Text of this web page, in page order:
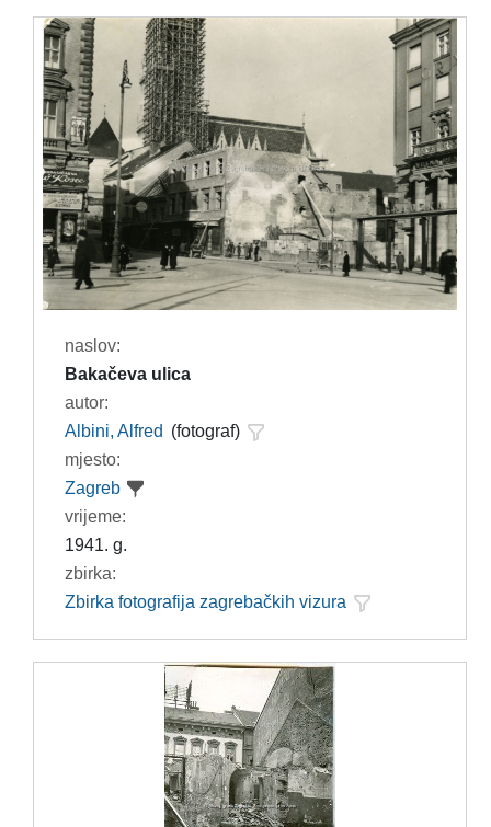
naslov:
Bakačeva ulica
autor:
Albini, Alfred (fotograf)
mjesto:
Zagreb
vrijeme:
1941. g.
zbirka:
Zbirka fotografija zagrebačkih vizura